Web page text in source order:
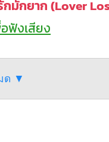
กมักยาก (Lover
ฟังเสียง
ด ▼